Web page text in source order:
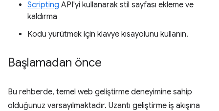
Scripting API'yi kullanarak stil sayfası ekleme ve
kaldırma
Kodu yürütmek için klavye kısayolunu kullanın.
Başlamadan önce
Bu rehberde, temel web geliştirme deneyimine sahip
olduğunuz varsayılmaktadır. Uzantı geliştirme iş akışına